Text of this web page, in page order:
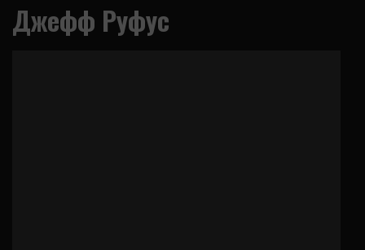
Джефф Руфус